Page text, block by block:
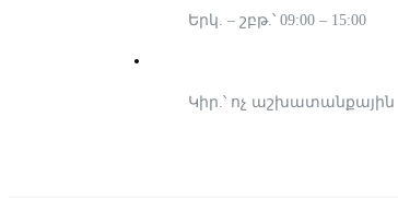
Երկ. – շբթ.՝ 09:00 – 15:00
Կիր.՝ ոչ աշխատանքային